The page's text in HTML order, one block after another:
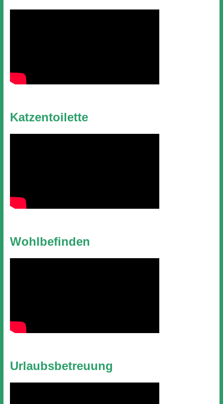
Katzentoilette
Wohlbefinden
Urlaubsbetreuung